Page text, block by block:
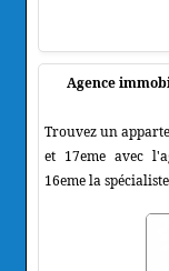
Agence
Trouvez un
et 17eme avec
16eme la